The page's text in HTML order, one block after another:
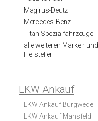
Magirus-Deutz
Mercedes-Benz
Titan Spezialfahrzeuge
alle weiteren Marken und
Hersteller
LKW Ankauf
LKW Ankauf Burgwedel
LKW Ankauf Mansfeld